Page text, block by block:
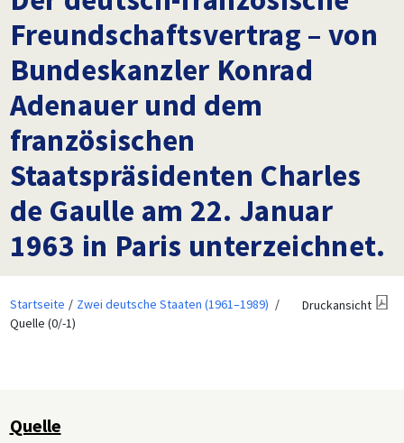
Freundschaftsvertrag – von
Bundeskanzler Konrad
Adenauer und dem
französischen
Staatspräsidenten Charles
de Gaulle am 22. Januar
1963 in Paris unterzeichnet.
Startseite
Zwei deutsche Staaten (1961–1989)
Quelle (0/-1)
Druckansicht
Quelle